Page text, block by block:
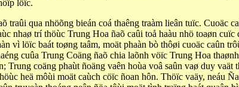
löïc.
qua nhöõng bieán coá thaêng traàm lieân tuïc. Cuoäc
nhaø trí thöùc Trung Hoa ñaõ caûi toå haàu nhö toaøn
vì löïc baát toøng taâm, moät phaàn bò thôøi cuoäc caûn
cuûa Trung Coäng ñaõ chia laõnh vöïc Trung Hoa
coäng phaùt ñoäng vaên hoùa voâ saûn vaø duy
heä môùi moät caùch cöïc ñoan hôn. Thöïc vaäy, neáu